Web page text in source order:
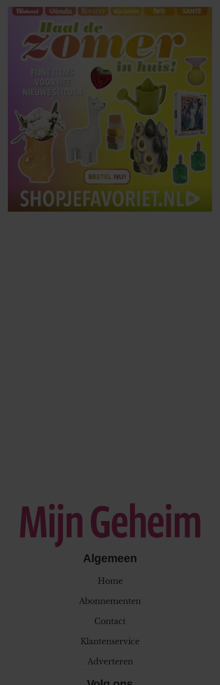
Algemeen
Home
Abonnementen
Contact
Klantenservice
Adverteren